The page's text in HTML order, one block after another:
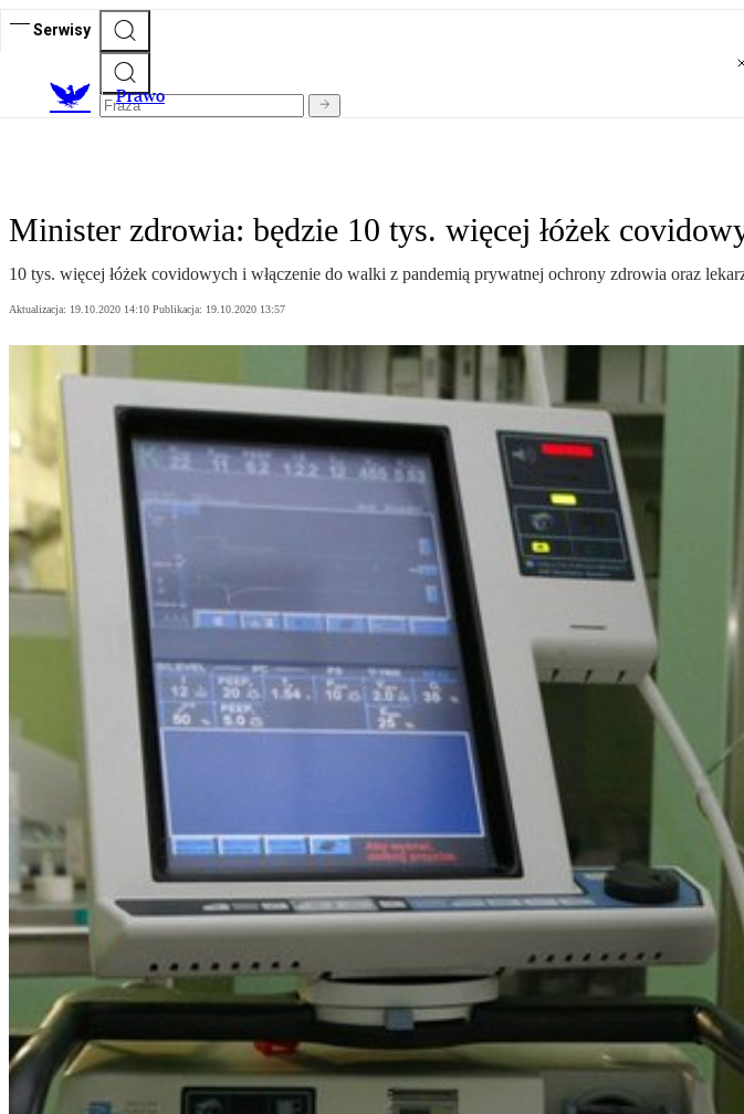
Serwisy
Prawo
Minister zdrowia: będzie 10 tys. więcej łóżek
10 tys. więcej łóżek covidowych i włączenie do walki z pandemią prywatnej ochrony zdrowia oraz
Aktualizacja: 19.10.2020 14:10 Publikacja: 19.10.2020 13:57